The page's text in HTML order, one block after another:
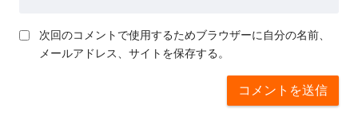
次回のコメントで使用するためブラウザーに自分の名前、
メールアドレス、サイトを保存する。